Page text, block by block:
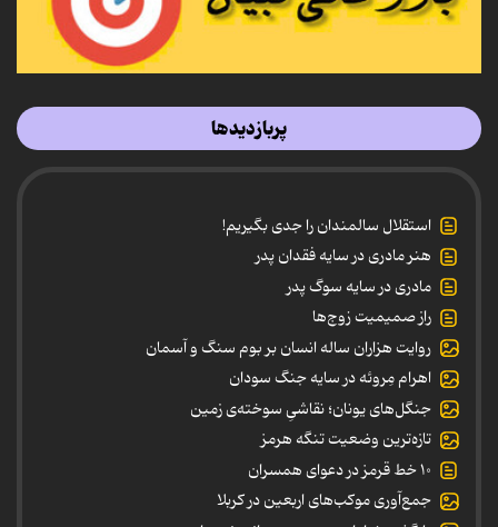
پربازدیدها
استقلال سالمندان را جدی بگیریم!
هنر مادری در سایه‌ فقدان پدر
مادری در سایه سوگ پدر
راز صمیمیت زوج‌ها
روایت هزاران ساله انسان بر بوم سنگ و آسمان
اهرام مِروئه در سایه جنگ سودان
جنگل‌های یونان؛ نقاشیِ سوخته‌ی زمین
تازه‌ترین وضعیت تنگه هرمز
۱۰ خط قرمز در دعوای همسران
جمع‌آوری موکب‌های اربعین در کربلا